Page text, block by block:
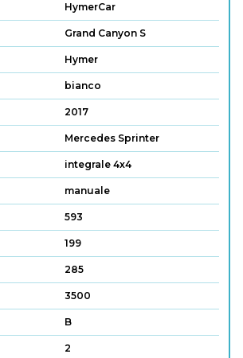
HymerCar
Grand Canyon S
Hymer
bianco
2017
Mercedes Sprinter
integrale 4x4
manuale
593
199
285
3500
B
2